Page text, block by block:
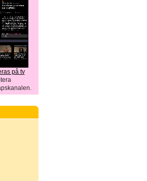
på tv